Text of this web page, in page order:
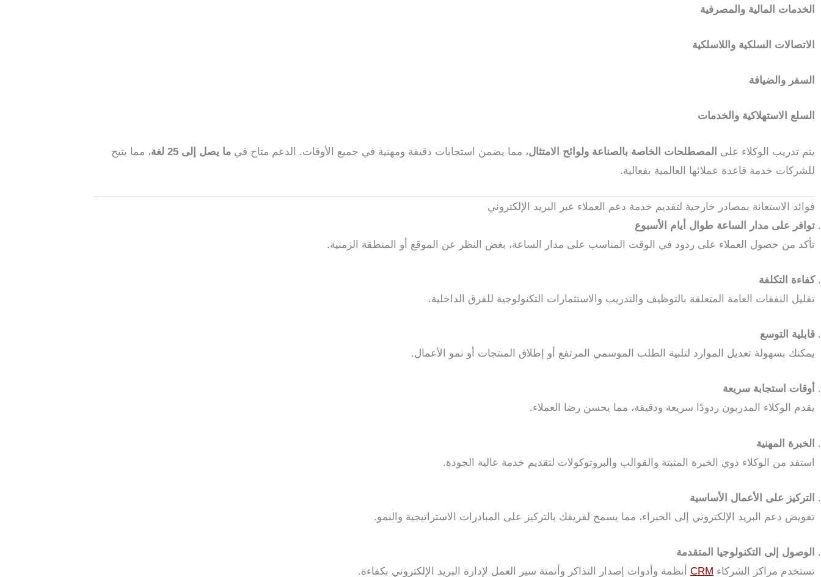
الخدمات المالية والمصرفية
الاتصالات السلكية واللاسلكية
السفر والضيافة
السلع الاستهلاكية والخدمات
يتم تدريب الوكلاء على المصطلحات الخاصة بالصناعة ولوائح الامتثال، مما يضمن استجابات دقيقة ومهنية في جميع الأوقات. الدعم متاح في ما يصل إلى 25 لغة
، مما يتيح
للشركات خدمة قاعدة عملائها العالمية بفعالية.
فوائد الاستعانة بمصادر خارجية لتقديم خدمة دعم العملاء عبر البريد الإلكتروني
توافر على مدار الساعة طوال أيام الأسبوع
تأكد من حصول العملاء على ردود في الوقت المناسب على مدار الساعة، بغض النظر عن الموقع أو المنطقة الزمنية.
كفاءة التكلفة
تقليل النفقات العامة المتعلقة بالتوظيف والتدريب والاستثمارات التكنولوجية للفرق الداخلية.
قابلية التوسع
يمكنك بسهولة تعديل الموارد لتلبية الطلب الموسمي المرتفع أو إطلاق المنتجات أو نمو الأعمال.
أوقات استجابة سريعة
يقدم الوكلاء المدربون ردودًا سريعة ودقيقة، مما يحسن رضا العملاء.
الخبرة المهنية
استفد من الوكلاء ذوي الخبرة المثبتة والقوالب والبروتوكولات لتقديم خدمة عالية الجودة.
التركيز على الأعمال الأساسية
تفويض دعم البريد الإلكتروني إلى الخبراء، مما يسمح لفريقك بالتركيز على المبادرات الاستراتيجية والنمو.
الوصول إلى التكنولوجيا المتقدمة
تستخدم مراكز الشركاء CRM أنظمة وأدوات إصدار التذاكر وأتمتة سير العمل لإدارة البريد الإلكتروني بكفاءة.